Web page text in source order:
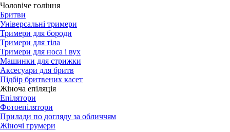
Чоловіче гоління
Бритви
Універсальні тримери
Тримери для бороди
Тримери для тіла
Тримери для носа і вух
Машинки для стрижки
Аксесуари для бритв
Підбір бритвених касет
Жіноча епіляція
Епілятори
Фотоепілятори
Прилади по догляду за обличчям
Жіночі грумери